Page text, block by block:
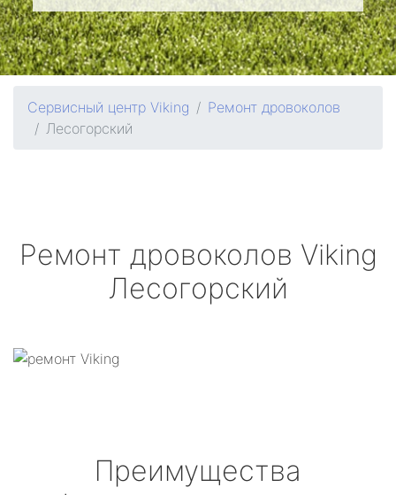
Сервисный центр Viking
Ремонт дровоколов
Лесогорский
Ремонт дровоколов Viking
Лесогорский
Преимущества